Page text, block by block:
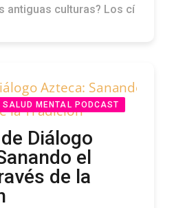
antiguas culturas? Los cí
SALUD MENTAL PODCAST
Diálogo
el
de la